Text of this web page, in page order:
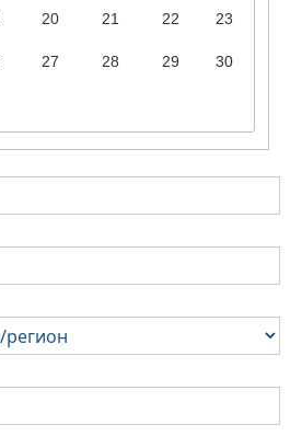
20 21 22 23
27 28 29 30